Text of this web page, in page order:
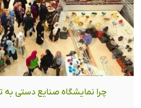
چرا نمایشگاه صنایع دستی به